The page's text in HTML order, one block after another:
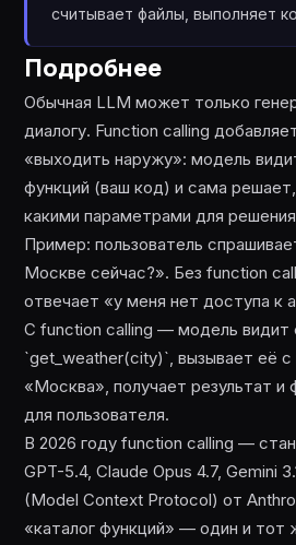
считывает файлы, выполняет
Подробнее
Обычная LLM может только
диалогу. Function calling
«выходить наружу»: модель
функций (ваш код) и сама
какими параметрами для
Пример: пользователь
Москве сейчас?». Без function
отвечает «у меня нет доступа к
С function calling — модель видит
`get_weather(city)`, вызывает её
«Москва», получает результат
для пользователя.
В 2026 году function calling —
GPT-5.4, Claude Opus 4.7, Gemini
(Model Context Protocol) от
«каталог функций» — один и тот